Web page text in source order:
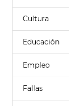
Cultura
Educación
Empleo
Fallas